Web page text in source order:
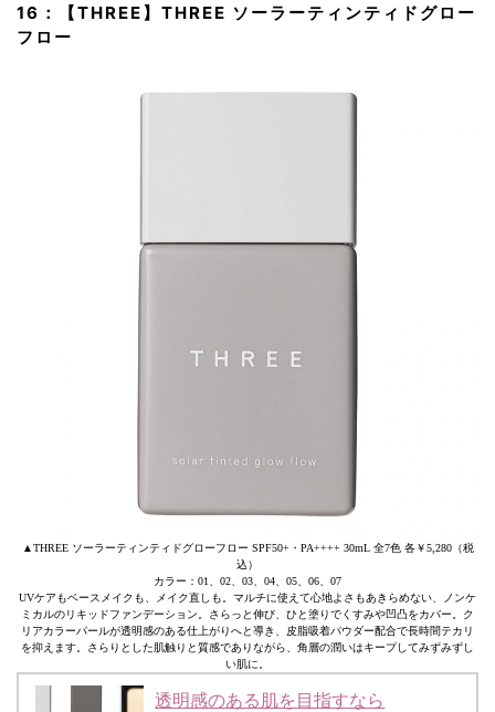
16：【THREE】THREE ソーラーティンティドグロー
フロー
▲THREE ソーラーティンティドグローフロー SPF50+・PA++++ 30mL 全7色 各￥5,280（税
込）
カラー：01、02、03、04、05、06、07
UVケアもベースメイクも、メイク直しも。マルチに使えて心地よさもあきらめない、ノンケ
ミカルのリキッドファンデーション。さらっと伸び、ひと塗りでくすみや凹凸をカバー。ク
リアカラーパールが透明感のある仕上がりへと導き、皮脂吸着パウダー配合で長時間テカリ
を抑えます。さらりとした肌触りと質感でありながら、角層の潤いはキープしてみずみずし
い肌に。
透明感のある肌を目指すなら